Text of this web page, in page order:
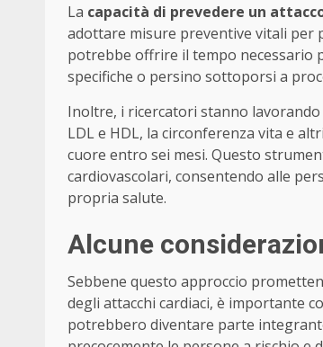
La capacità di prevedere un
adottare misure preventive vitali per
potrebbe offrire il tempo necessario
specifiche o persino sottoporsi a
Inoltre, i ricercatori stanno
LDL e HDL, la circonferenza vita e
cuore entro sei mesi. Questo
cardiovascolari, consentendo alle
propria salute.
Alcune
Sebbene questo approccio
degli attacchi cardiaci, è importante
potrebbero diventare parte